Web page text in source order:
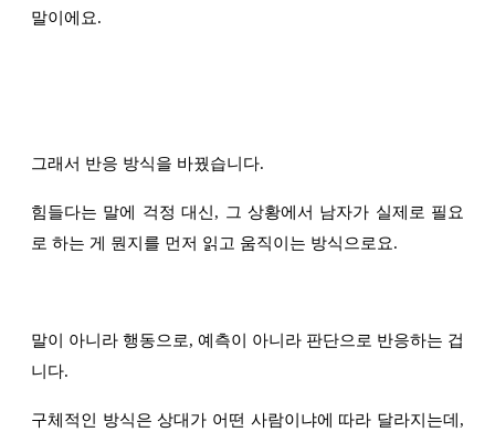
말이에요.
그래서 반응 방식을 바꿨습니다.
힘들다는 말에 걱정 대신, 그 상황에서 남자가 실제로 필요
로 하는 게 뭔지를 먼저 읽고 움직이는 방식으로요.
말이 아니라 행동으로, 예측이 아니라 판단으로 반응하는 겁
니다.
구체적인 방식은 상대가 어떤 사람이냐에 따라 달라지는데,